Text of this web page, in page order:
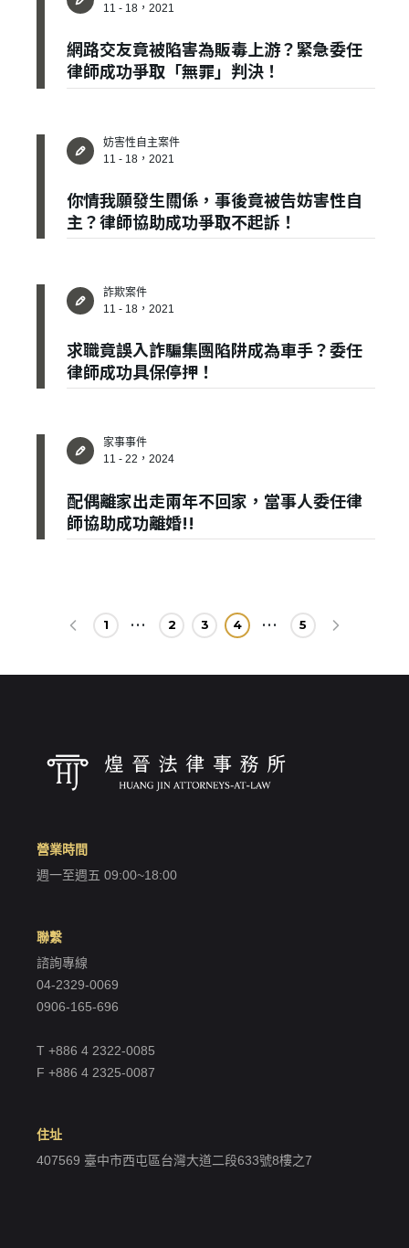
建立專屬帳號
只要再完成幾個步驟，即可完成帳號的註冊程序，
11 - 18，2021
網路交友竟被陷害為販毒上游？緊急委任
律師成功爭取「無罪」判決！
妨害性自主案件
11 - 18，2021
你情我願發生關係，事後竟被告妨害性自
主？律師協助成功爭取不起訴！
詐欺案件
11 - 18，2021
求職竟誤入詐騙集團陷阱成為車手？委任
律師成功具保停押！
家事事件
11 - 22，2024
配偶離家出走兩年不回家，當事人委任律
師協助成功離婚!!
1 2 3 4 5
營業時間
週一至週五 09:00~18:00
聯繫
諮詢專線
04-2329-0069
0906-165-696
T +886 4 2322-0085
F +886 4 2325-0087
住址
407569 臺中市西屯區台灣大道二段633號8樓之7